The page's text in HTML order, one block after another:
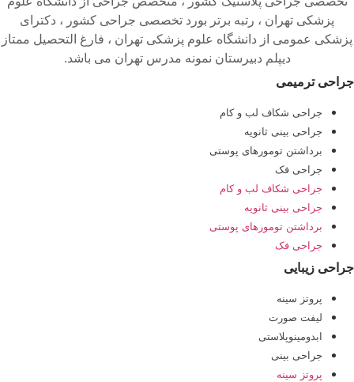
پزشکی تهران ، رتبه برتر بورد تخصصی جراحی کشور ، دکترای
پزشکی عمومی از دانشگاه علوم پزشکی تهران ، فارغ التحصیل ممتاز
دیپلم دبیرستان نمونه مدرس تهران می باشد.
جراحی ترمیمی
جراحی شکاف لب و کام
جراحی بینی ثانویه
برداشتن تومورهای پوستی
جراحی فک
جراحی شکاف لب و کام
جراحی بینی ثانویه
برداشتن تومورهای پوستی
جراحی فک
جراحی زیبایی
پروتز سینه
لیفت صورت
ابدومینوپلاستی
جراحی بینی
پروتز سینه